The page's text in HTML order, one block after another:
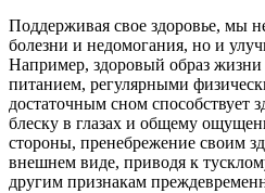
Поддерживая свое здоровье, мы
болезни и недомогания, но и
Например, здоровый образ
питанием, регулярными
достаточным сном способствует
блеску в глазах и общему
стороны, пренебрежение своим
внешнем виде, приводя к
другим признакам